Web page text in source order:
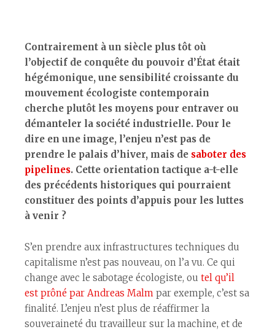
Contrairement à un siècle plus tôt où
l’objectif de conquête du pouvoir d’État était
hégémonique, une sensibilité croissante du
mouvement écologiste contemporain
cherche plutôt les moyens pour entraver ou
démanteler la société industrielle. Pour le
dire en une image, l’enjeu n’est pas de
prendre le palais d’hiver, mais de saboter des
pipelines. Cette orientation tactique a-t-elle
des précédents historiques qui pourraient
constituer des points d’appuis pour les luttes
à venir ?
S’en prendre aux infrastructures techniques du
capitalisme n’est pas nouveau, on l’a vu. Ce qui
change avec le sabotage écologiste, outel qu’il
est prôné par Andreas Malm par exemple, c’est sa
finalité. L’enjeu n’est plus de réaffirmer la
souveraineté du travailleur sur la machine, et de